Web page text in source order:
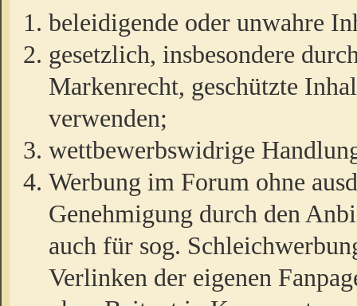
beleidigende oder unwahre
gesetzlich, insbesondere
Markenrecht, geschützte
verwenden;
wettbewerbswidrige
Werbung im Forum ohne
Genehmigung durch den
auch für sog.
Verlinken der eigenen